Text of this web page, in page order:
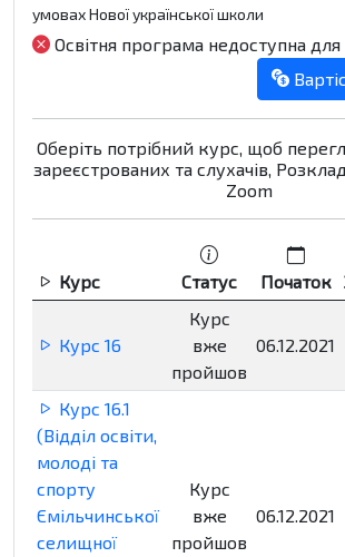
умовах Нової української школи
Освітня програма недоступна для
Оберіть потрібний курс, щоб
зареєстрованих та слухачів,
Zoom
Курс Статус Початок
Курс 16
Курс
вже
пройшов
06.12.2021
Курс 16.1
(Відділ освіти,
молоді та
спорту
Ємільчинської
селищної
Курс
вже
пройшов
06.12.2021